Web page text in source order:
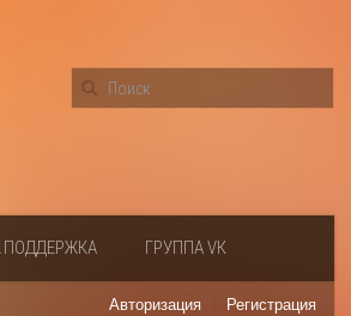
ГРУППА VК
Авторизация Регистрация